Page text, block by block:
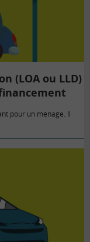
(LOA ou LLD)
pour un ménage. Il